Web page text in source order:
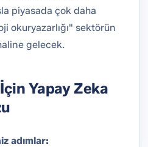
piyasada çok daha
okuryazarlığı" sektörün
gelecek.
Yapay Zeka
adımlar: